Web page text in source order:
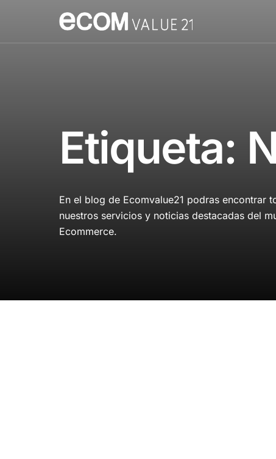
Etiqueta:
En el blog de Ecomvalue21 podras encontrar
nuestros servicios y noticias destacadas del
Ecommerce.